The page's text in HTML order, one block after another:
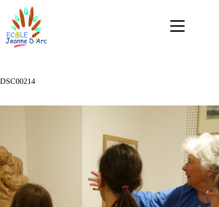
DSC00214